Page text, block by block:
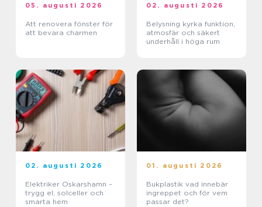
05. augusti 2026
Att renovera fönster för
att bevara charmen
02. augusti 2026
Belysning kyrka funktion,
atmosfär och säkert
underhåll i höga rum
02. augusti 2026
Elektriker Oskarshamn –
trygg el, solceller och
smarta hem
01. augusti 2026
Bukplastik vad innebär
ingreppet och för vem
passar det?